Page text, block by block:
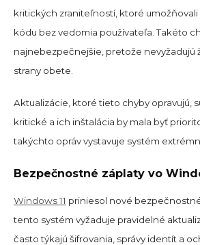
kritických zraniteľností, ktoré
kódu bez vedomia používateľa. Takéto
najnebezpečnejšie, pretože nevyžadujú
strany obete.
Aktualizácie, ktoré tieto chyby opravujú,
kritické a ich inštalácia by mala byť
takýchto opráv vystavuje systém
Bezpečnostné záplaty vo
Windows 11 priniesol nové
tento systém vyžaduje pravidelné
často týkajú šifrovania, správy identít a